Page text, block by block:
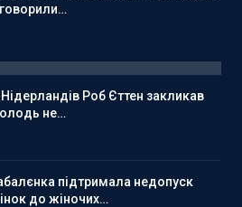
Роб Єттен закликав
не…
підтримала недопуск
до жіночих…